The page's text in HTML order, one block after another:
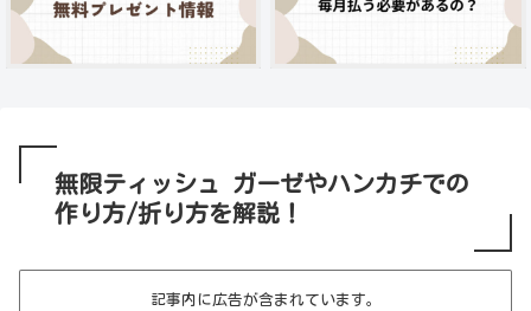
無限ティッシュ ガーゼやハンカチでの
作り方/折り方を解説！
記事内に広告が含まれています。